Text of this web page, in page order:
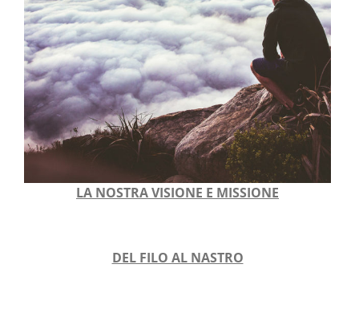
LA NOSTRA VISIONE E MISSIONE
DEL FILO AL NASTRO